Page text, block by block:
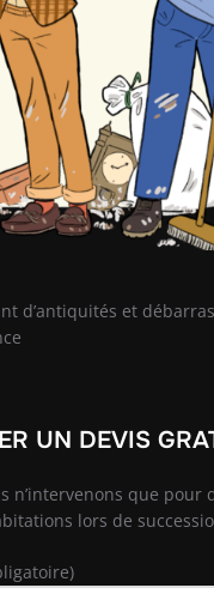
d’antiquités et
UN DEVIS
n’intervenons que pour
lors de